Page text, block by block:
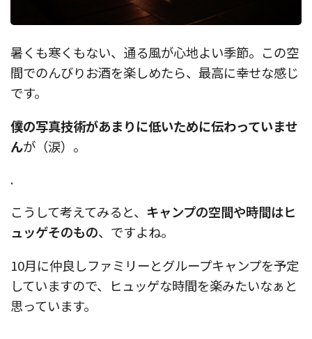
暑くも寒くもない、通る風が心地よい季節。この空
間でのんびりお酒を楽しめたら、最高に幸せな感じ
です。
僕の写真技術があまりに低いために伝わっていませ
んが（涙）。
.
こうして考えてみると、 キャンプの空間や時間はヒ
ュッゲそのもの、ですよね。
10月に仲良しファミリーとグループキャンプを予定
していますので、ヒュッゲな時間を楽みたいなぁと
思っています。